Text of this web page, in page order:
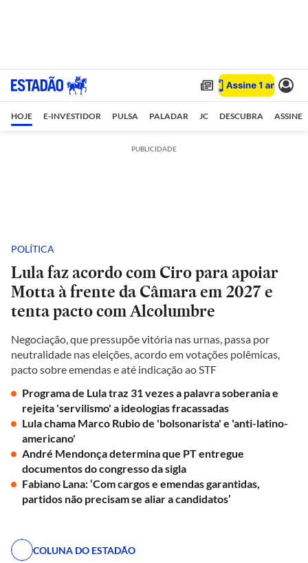
HOJE E-INVESTIDOR PULSA PALADAR JC DESCUBRA ASSINE
PUBLICIDADE
POLÍTICA
Lula faz acordo com Ciro para apoiar
Motta à frente da Câmara em 2027 e
tenta pacto com Alcolumbre
Negociação, que pressupõe vitória nas urnas, passa por
neutralidade nas eleições, acordo em votações polêmicas,
pacto sobre emendas e até indicação ao STF
Programa de Lula traz 31 vezes a palavra soberania e
rejeita 'servilismo' a ideologias fracassadas
Lula chama Marco Rubio de 'bolsonarista' e 'anti-latino-
americano'
André Mendonça determina que PT entregue
documentos do congresso da sigla
Fabiano Lana: ‘Com cargos e emendas garantidas,
partidos não precisam se aliar a candidatos’
COLUNA DO ESTADÃO